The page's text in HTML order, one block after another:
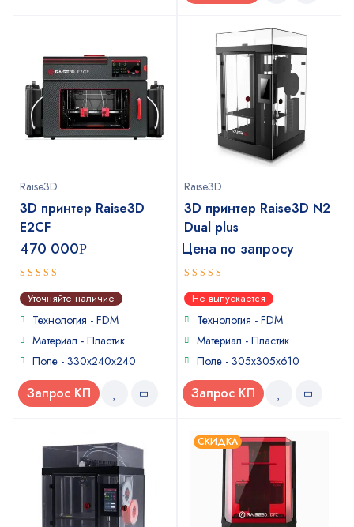
Raise3D
3D принтер Raise3D
E2CF
470 000Р
4out of
5Уточняйте наличие
Технология - FDM
Материал - Пластик
Поле - 330x240x240
Запрос КП
Raise3D
3D принтер Raise3D N2
Dual plus
Цена по запросу
5out of 5
Не выпускается
Технология - FDM
Материал - Пластик
Поле - 305x305x610
Запрос КП
СКИДКА